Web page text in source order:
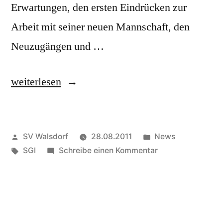
Erwartungen, den ersten Eindrücken zur
Arbeit mit seiner neuen Mannschaft, den
Neuzugängen und …
„Interview
neuen
Trainer
weiterlesen
Veröffentlicht
von
SV Walsdorf 28.08.2011
Veröffentlicht
in
News
Schlagwörter:
SGI Schreibe einen Kommentarzu